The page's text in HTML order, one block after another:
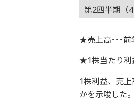
第2四半期（
★売上高･･･前
★1株当たり利
1株利益、売
かを示唆した